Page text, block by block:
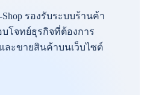
รองรับระบบร้านค้า
โจทย์ธุรกิจที่ต้องการ
ละขายสินค้าบนเว็บไซต์